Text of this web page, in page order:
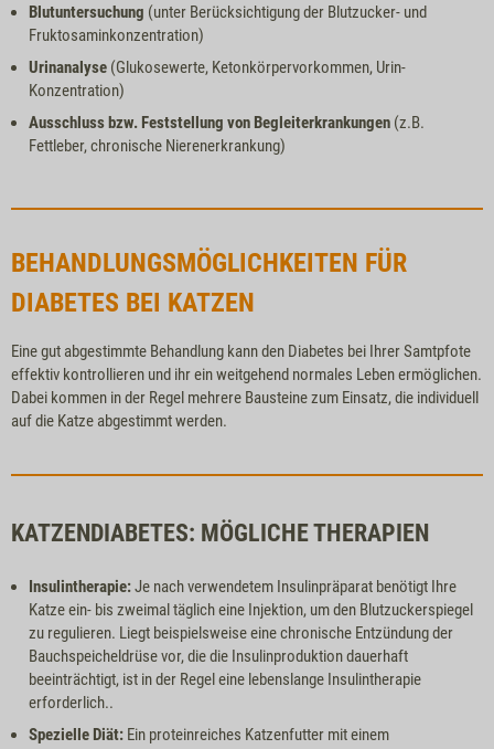
Blutuntersuchung (unter Berücksichtigung der Blutzucker- und
Fruktosaminkonzentration)
Urinanalyse (Glukosewerte, Ketonkörpervorkommen, Urin-
Konzentration)
Ausschluss bzw. Feststellung von Begleiterkrankungen (z.B.
Fettleber, chronische Nierenerkrankung)
BEHANDLUNGSMÖGLICHKEITEN FÜR
DIABETES BEI KATZEN
Eine gut abgestimmte Behandlung kann den Diabetes bei Ihrer Samtpfote
effektiv kontrollieren und ihr ein weitgehend normales Leben ermöglichen.
Dabei kommen in der Regel mehrere Bausteine zum Einsatz, die individuell
auf die Katze abgestimmt werden.
KATZENDIABETES: MÖGLICHE THERAPIEN
Insulintherapie:Je nach verwendetem Insulinpräparat benötigt Ihre
Katze ein- bis zweimal täglich eine Injektion, um den Blutzuckerspiegel
zu regulieren. Liegt beispielsweise eine chronische Entzündung der
Bauchspeicheldrüse vor, die die Insulinproduktion dauerhaft
beeinträchtigt, ist in der Regel eine lebenslange Insulintherapie
erforderlich..
Spezielle Diät: Ein proteinreiches Katzenfutter mit einem